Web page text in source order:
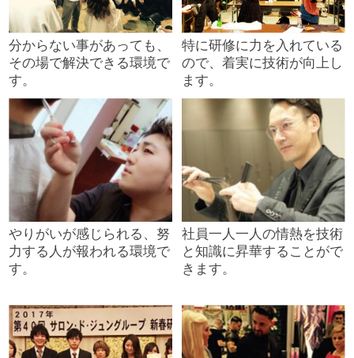
分からない事があっても、
その場で解決できる環境で
す。
特に研修に力を入れている
ので、着実に技術が向上し
ます。
やりがいが感じられる、努
力する人が報われる環境で
す。
社員一人一人の情熱を技術
と知識に昇華することがで
きます。